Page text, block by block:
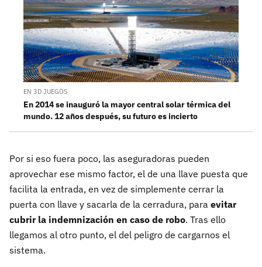
EN 3D JUEGOS
En 2014 se inauguró la mayor central solar térmica del
mundo. 12 años después, su futuro es incierto
Por si eso fuera poco, las aseguradoras pueden
aprovechar ese mismo factor, el de una llave puesta que
facilita la entrada, en vez de simplemente cerrar la
puerta con llave y sacarla de la cerradura, para evitar
cubrir la indemnización en caso de robo. Tras ello
llegamos al otro punto, el del peligro de cargarnos el
sistema.